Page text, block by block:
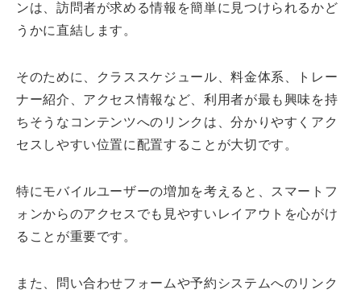
ンは、訪問者が求める情報を簡単に見つけられるかど
うかに直結します。
そのために、クラススケジュール、料金体系、トレー
ナー紹介、アクセス情報など、利用者が最も興味を持
ちそうなコンテンツへのリンクは、分かりやすくアク
セスしやすい位置に配置することが大切です。
特にモバイルユーザーの増加を考えると、スマートフ
ォンからのアクセスでも見やすいレイアウトを心がけ
ることが重要です。
また、問い合わせフォームや予約システムへのリンク